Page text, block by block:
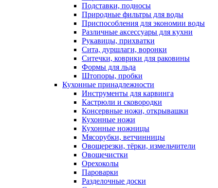
Подставки, подносы
Природные фильтры для воды
Приспособления для экономии воды
Различные аксессуары для кухни
Рукавицы, прихватки
Сита, дуршлаги, воронки
Ситечки, коврики для раковины
Формы для льда
Штопоры, пробки
Кухонные принадлежности
Инструменты для карвинга
Кастрюли и сковородки
Консервные ножи, открывашки
Кухонные ножи
Кухонные ножницы
Мясорубки, ветчинницы
Овощерезки, тёрки, измельчители
Овощечистки
Орехоколы
Пароварки
Разделочные доски